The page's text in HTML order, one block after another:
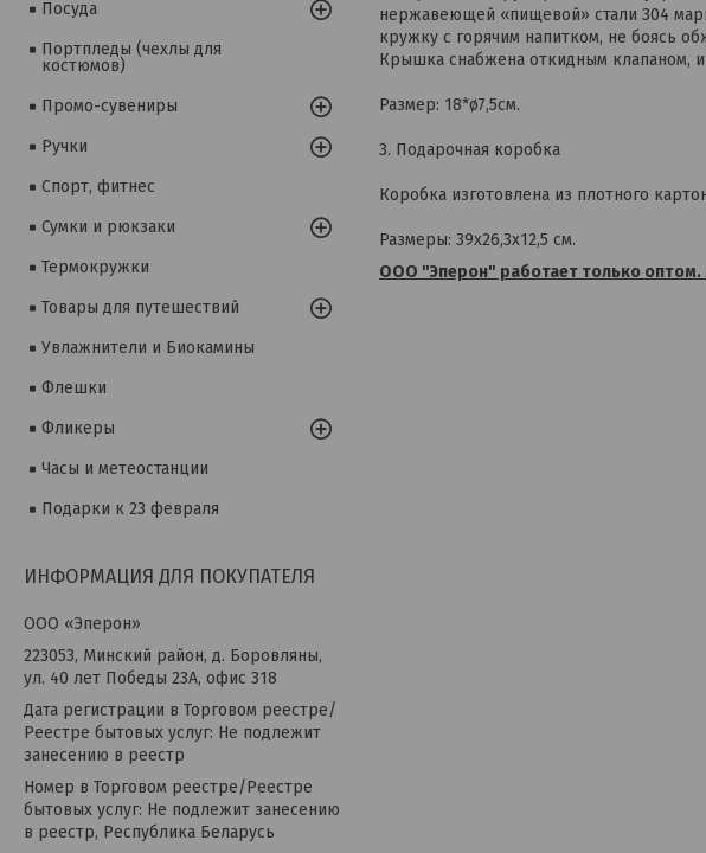
нержавеющей «пищевой» стали 304
кружку с горячим напитком, не боясь
Крышка снабжена откидным клапаном,
Размер: 18*ø7,5см.
3. Подарочная коробка
Коробка изготовлена из плотного
Размеры: 39х26,3х12,5 см.
ООО "Эперон" работает только
Посуда
Портпледы (чехлы для
костюмов)
Промо-сувениры
Ручки
Спорт, фитнес
Сумки и рюкзаки
Термокружки
Товары для путешествий
Увлажнители и Биокамины
Флешки
Фликеры
Часы и метеостанции
Подарки к 23 февраля
ИНФОРМАЦИЯ ДЛЯ ПОКУПАТЕЛЯ
OOO «Эперон»
223053, Минский район, д. Боровляны,
ул. 40 лет Победы 23А, офис 318
Дата регистрации в Торговом реестре/
Реестре бытовых услуг: Не подлежит
занесению в реестр
Номер в Торговом реестре/Реестре
бытовых услуг: Не подлежит занесению
в реестр, Республика Беларусь